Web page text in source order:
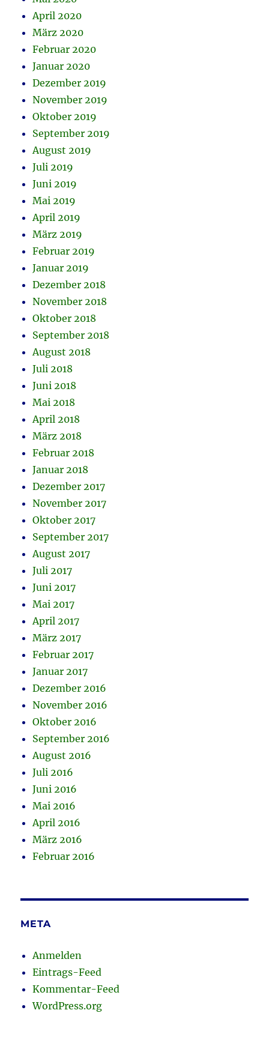
April 2020
März 2020
Februar 2020
Januar 2020
Dezember 2019
November 2019
Oktober 2019
September 2019
August 2019
Juli 2019
Juni 2019
Mai 2019
April 2019
März 2019
Februar 2019
Januar 2019
Dezember 2018
November 2018
Oktober 2018
September 2018
August 2018
Juli 2018
Juni 2018
Mai 2018
April 2018
März 2018
Februar 2018
Januar 2018
Dezember 2017
November 2017
Oktober 2017
September 2017
August 2017
Juli 2017
Juni 2017
Mai 2017
April 2017
März 2017
Februar 2017
Januar 2017
Dezember 2016
November 2016
Oktober 2016
September 2016
August 2016
Juli 2016
Juni 2016
Mai 2016
April 2016
März 2016
Februar 2016
META
Anmelden
Eintrags-Feed
Kommentar-Feed
WordPress.org